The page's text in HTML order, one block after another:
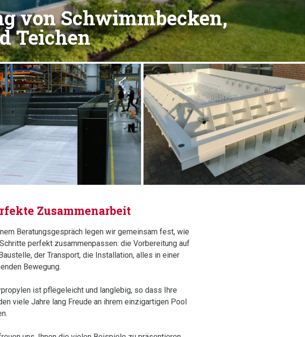
von Schwimmbecken,
Teichen
Zusammenarbeit
Beratungsgespräch legen wir gemeinsam fest, wie
perfekt zusammenpassen: die Vorbereitung auf
der Transport, die Installation, alles in einer
Bewegung.
ist pflegeleicht und langlebig, so dass Ihre
viele Jahre lang Freude an ihrem einzigartigen Pool